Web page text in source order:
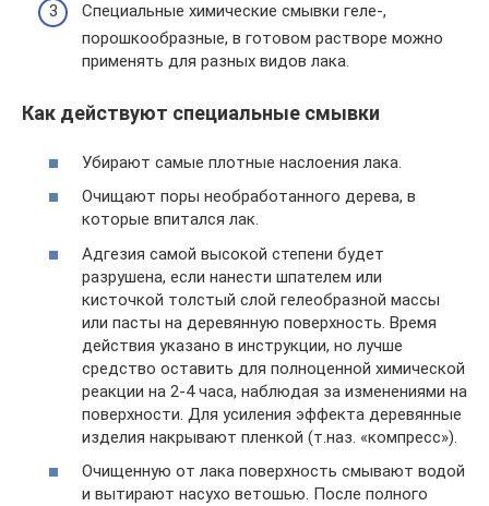
Специальные химические смывки геле-,
порошкообразные, в готовом растворе можно
применять для разных видов лака.
Как действуют специальные смывки
Убирают самые плотные наслоения лака.
Очищают поры необработанного дерева, в
которые впитался лак.
Адгезия самой высокой степени будет
разрушена, если нанести шпателем или
кисточкой толстый слой гелеобразной массы
или пасты на деревянную поверхность. Время
действия указано в инструкции, но лучше
средство оставить для полноценной химической
реакции на 2-4 часа, наблюдая за изменениями на
поверхности. Для усиления эффекта деревянные
изделия накрывают пленкой (т.наз. «компресс»).
Очищенную от лака поверхность смывают водой
и вытирают насухо ветошью. После полного